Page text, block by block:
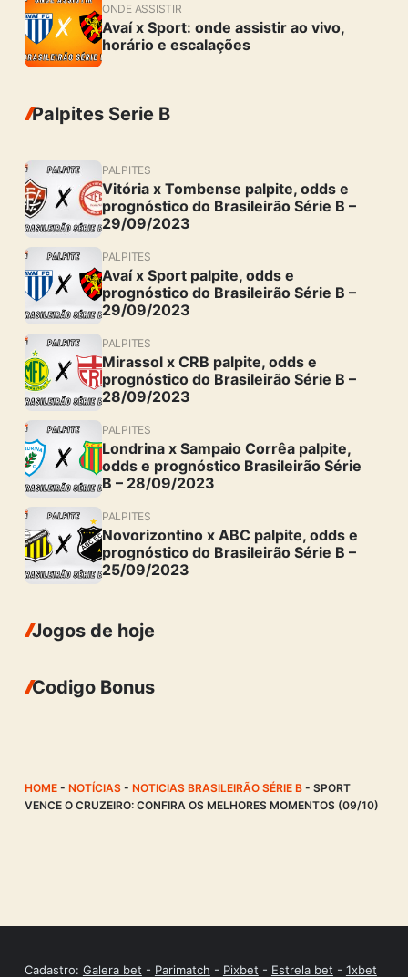
ONDE ASSISTIR
Avaí x Sport: onde assistir ao vivo,
horário e escalações
Palpites Serie B
PALPITES
Vitória x Tombense palpite, odds e
prognóstico do Brasileirão Série B –
29/09/2023
PALPITES
Avaí x Sport palpite, odds e
prognóstico do Brasileirão Série B –
29/09/2023
PALPITES
Mirassol x CRB palpite, odds e
prognóstico do Brasileirão Série B –
28/09/2023
PALPITES
Londrina x Sampaio Corrêa palpite,
odds e prognóstico Brasileirão Série
B – 28/09/2023
PALPITES
Novorizontino x ABC palpite, odds e
prognóstico do Brasileirão Série B –
25/09/2023
Jogos de hoje
Codigo Bonus
HOME- NOTÍCIAS- NOTICIAS BRASILEIRÃO SÉRIE B- SPORT
VENCE O CRUZEIRO: CONFIRA OS MELHORES MOMENTOS (09/10)
Cadastro: Galera bet - Parimatch - Pixbet - Estrela bet - 1xbet